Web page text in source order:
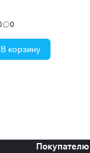
0
В корзину
Покупателю